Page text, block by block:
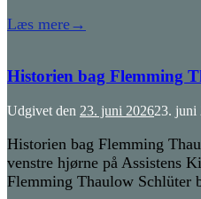
Læs mere→
Historien bag Flemming
Udgivet den 23. juni 202623. juni
Historien bag Flemming
venstre hjørne på Assistens
Flemming Thaulow Schlüter